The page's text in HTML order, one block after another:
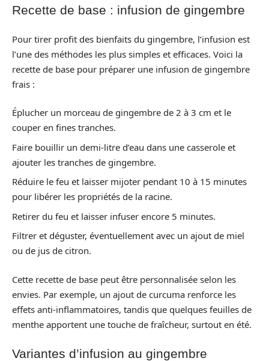
Recette de base : infusion de gingembre
Pour tirer profit des bienfaits du gingembre, l’infusion est
l’une des méthodes les plus simples et efficaces. Voici la
recette de base pour préparer une infusion de gingembre
frais :
Éplucher un morceau de gingembre de 2 à 3 cm et le
couper en fines tranches.
Faire bouillir un demi-litre d’eau dans une casserole et
ajouter les tranches de gingembre.
Réduire le feu et laisser mijoter pendant 10 à 15 minutes
pour libérer les propriétés de la racine.
Retirer du feu et laisser infuser encore 5 minutes.
Filtrer et déguster, éventuellement avec un ajout de miel
ou de jus de citron.
Cette recette de base peut être personnalisée selon les
envies. Par exemple, un ajout de curcuma renforce les
effets anti-inflammatoires, tandis que quelques feuilles de
menthe apportent une touche de fraîcheur, surtout en été.
Variantes d’infusion au gingembre